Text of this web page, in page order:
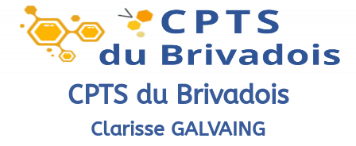
CPTS du Brivadois
Clarisse GALVAING